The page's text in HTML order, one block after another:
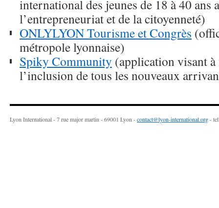
international des jeunes de 18 à 40 ans
l’entrepreneuriat et de la citoyenneté)
ONLYLYON Tourisme et Congrès
métropole lyonnaise)
Spiky Community (application visant
l’inclusion de tous les nouveaux
Lyon International - 7 rue major martin - 69001 Lyon -contact@lyon-international.org-